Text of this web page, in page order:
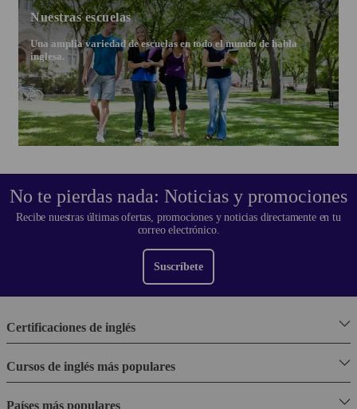
Nuestras escuelas
Una amplia variedad de escuelas en todo el mundo de habla
inglesa.
No te pierdas nada: Noticias y promociones
Recibe nuestras últimas ofertas, promociones y noticias directamente en tu
correo electrónico.
Suscríbete
Certificaciones de inglés
Cursos de inglés más populares
Países más populares